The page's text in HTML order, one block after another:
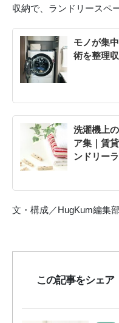
収納で、ランドリースペ
モノが集
術を整理
洗濯機上
ア集｜賃
ンドリー
文・構成／HugKum編集部
この記事をシェア